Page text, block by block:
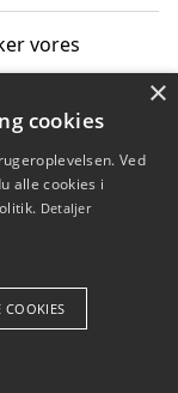
vores
unges
×
cookies
Ved
alle cookies i
Detaljer
COOKIES